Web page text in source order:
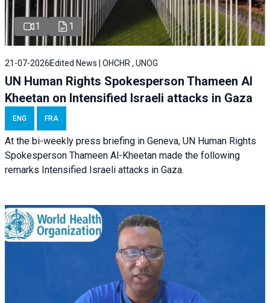
1 1
21-07-2026 Edited News | OHCHR , UNOG
UN Human Rights Spokesperson Thameen Al
Kheetan on Intensified Israeli attacks in Gaza
ENG FRA
At the bi-weekly press briefing in Geneva, UN Human Rights
Spokesperson Thameen Al-Kheetan made the following
remarks Intensified Israeli attacks in Gaza.